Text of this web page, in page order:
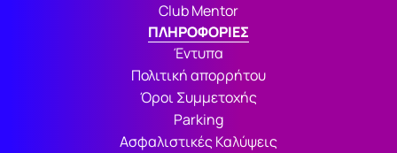
Club Mentor
ΠΛΗΡΟΦΟΡΙΕΣ
Έντυπα
Πολιτική απορρήτου
Όροι Συμμετοχής
Parking
Ασφαλιστικές Καλύψεις